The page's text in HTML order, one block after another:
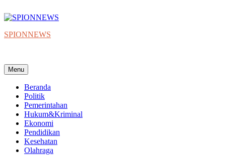
to
SPIONNEWS
Menu
Beranda
Politik
Pemerintahan
Hukum&Kriminal
Ekonomi
Pendidikan
Kesehatan
Olahraga